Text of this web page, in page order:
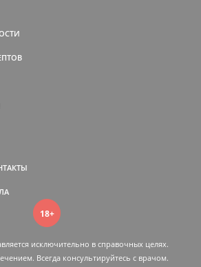
18+
исключительно в справочных целях.
Всегда консультируйтесь c врачом.